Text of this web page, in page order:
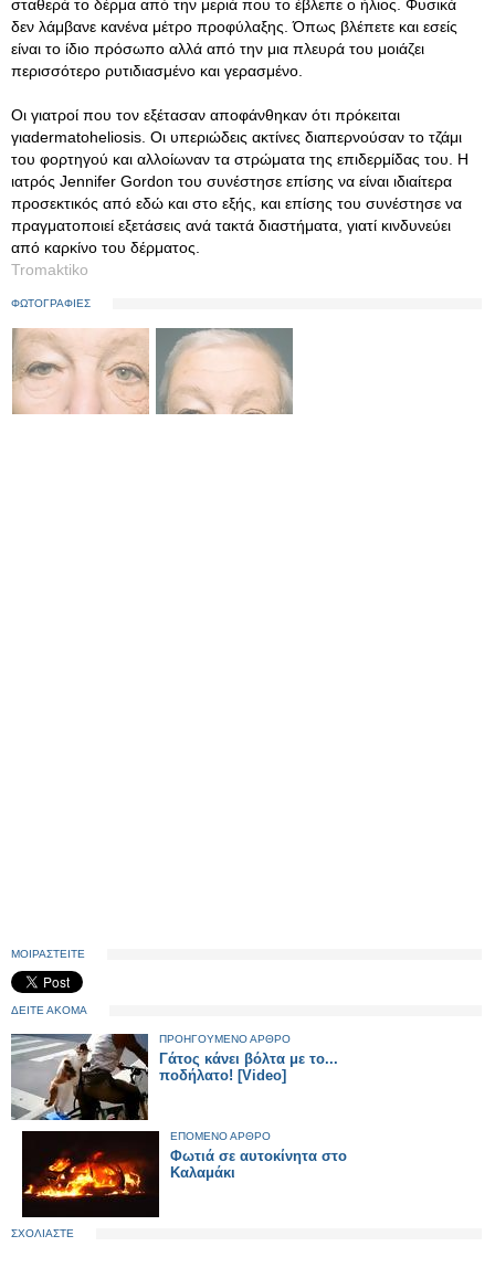
σταθερά το δέρμα από την μεριά που το έβλεπε ο ήλιος. Φυσικά
δεν λάμβανε κανένα μέτρο προφύλαξης. Όπως βλέπετε και εσείς
είναι το ίδιο πρόσωπο αλλά από την μια πλευρά του μοιάζει
περισσότερο ρυτιδιασμένο και γερασμένο.
Οι γιατροί που τον εξέτασαν αποφάνθηκαν ότι πρόκειται
γιαdermatoheliosis. Οι υπεριώδεις ακτίνες διαπερνούσαν το τζάμι
του φορτηγού και αλλοίωναν τα στρώματα της επιδερμίδας του. Η
ιατρός Jennifer Gordon του συνέστησε επίσης να είναι ιδιαίτερα
προσεκτικός από εδώ και στο εξής, και επίσης του συνέστησε να
πραγματοποιεί εξετάσεις ανά τακτά διαστήματα, γιατί κινδυνεύει
από καρκίνο του δέρματος.
Tromaktiko
ΦΩΤΟΓΡΑΦΙΕΣ
ΜΟΙΡΑΣΤΕΙΤΕ
ΔΕΙΤΕ ΑΚΟΜΑ
ΠΡΟΗΓΟΥΜΕΝΟ ΑΡΘΡΟ
Γάτος κάνει βόλτα με το...
ποδήλατο! [Video]
ΕΠΟΜΕΝΟ ΑΡΘΡΟ
Φωτιά σε αυτοκίνητα στο
Καλαμάκι
ΣΧΟΛΙΑΣΤΕ